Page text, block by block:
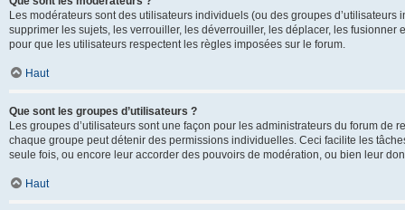
Les modérateurs sont des utilisateurs individuels (ou des groupes
supprimer les sujets, les verrouiller, les déverrouiller, les déplacer, les
pour que les utilisateurs respectent les règles imposées sur le forum.
Haut
Que sont les groupes d’utilisateurs ?
Les groupes d’utilisateurs sont une façon pour les administrateurs du forum
chaque groupe peut détenir des permissions individuelles. Ceci facilite les
seule fois, ou encore leur accorder des pouvoirs de modération, ou bien leur
Haut